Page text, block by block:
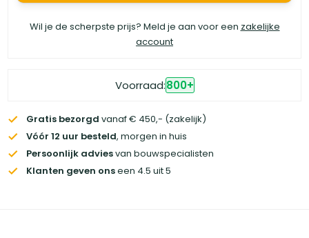
Wil je de scherpste prijs? Meld je aan voor een zakelijke
account
Voorraad:800+
Gratis bezorgd vanaf € 450,- (zakelijk)
Vóór 12 uur besteld, morgen in huis
Persoonlijk adviesvan bouwspecialisten
Klanten geven onseen 4.5 uit 5